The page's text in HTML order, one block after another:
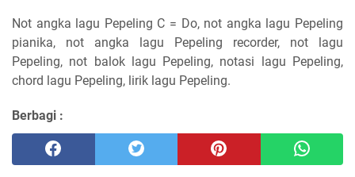
Not angka lagu Pepeling C = Do, not angka lagu Pepeling
pianika, not angka lagu Pepeling recorder, not lagu
Pepeling, not balok lagu Pepeling, notasi lagu Pepeling,
chord lagu Pepeling, lirik lagu Pepeling.
Berbagi :